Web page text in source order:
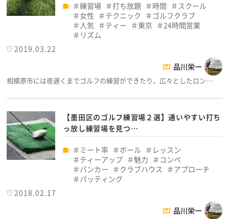
練習場 打ち放題 時間
スクール
女性
テクニック
ゴルフクラブ
人気
ティー 東京
24時間営業
リズム
2019.03.22
品川栄一
相模原市には夜遅くまでゴルフの練習ができたり、広々としたロン…
【墨田区のゴルフ練習場２選】通いやすい打ち
っ放し練習場を見つ…
ミート率 ボール
レッスン
ティーアップ
魅力
コンペ
バンカー
クラブハウス
アプローチ
パッティング
2018.02.17
品川栄一